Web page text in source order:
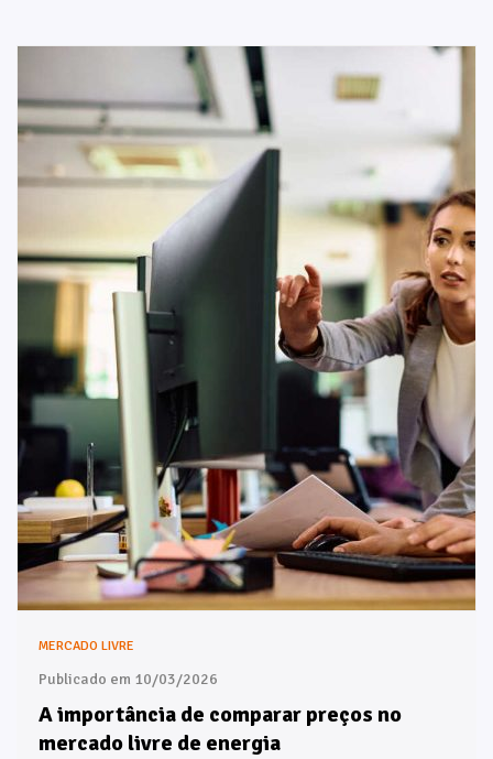
MERCADO LIVRE
Publicado em 10/03/2026
A importância de comparar preços no
mercado livre de energia